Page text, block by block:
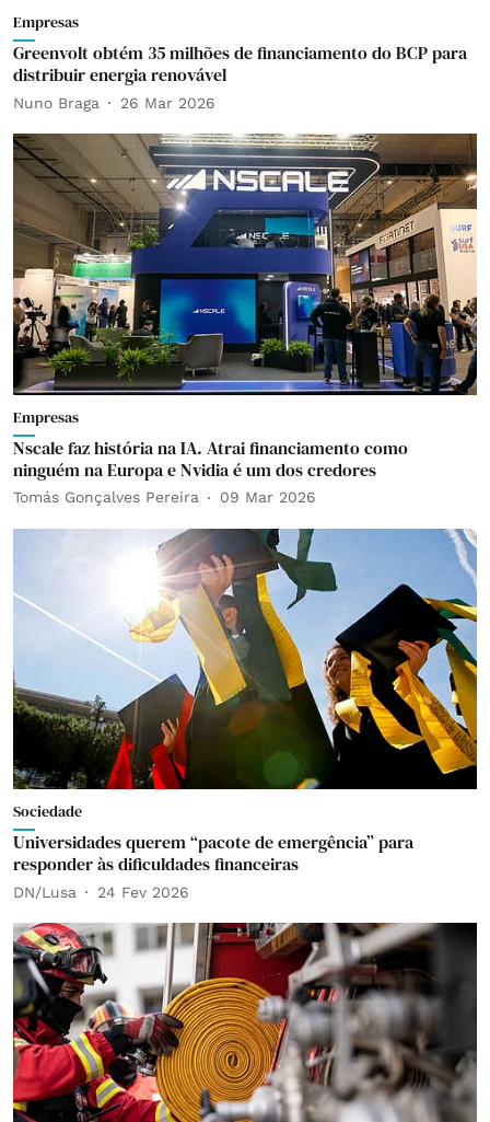
Empresas
Greenvolt obtém 35 milhões de financiamento do BCP para
distribuir energia renovável
Nuno Braga 26 Mar 2026
Empresas
Nscale faz história na IA. Atrai financiamento como
ninguém na Europa e Nvidia é um dos credores
Tomás Gonçalves Pereira 09 Mar 2026
Sociedade
Universidades querem “pacote de emergência” para
responder às dificuldades financeiras
DN/Lusa 24 Fev 2026